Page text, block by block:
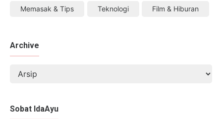
Memasak & Tips Teknologi Film & Hiburan
Archive
Sobat IdaAyu